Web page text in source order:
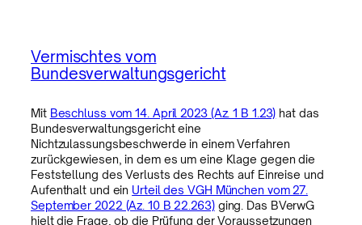
Vermischtes vom
Bundesverwaltungsgericht
Mit Beschluss vom 14. April 2023 (Az. 1 B 1.23) hat das
Bundesverwaltungsgericht eine
Nichtzulassungsbeschwerde in einem Verfahren
zurückgewiesen, in dem es um eine Klage gegen die
Feststellung des Verlusts des Rechts auf Einreise und
Aufenthalt und ein Urteil des VGH München vom 27.
September 2022 (Az. 10 B 22.263)ging. Das BVerwG
hielt die Frage, ob die Prüfung der Voraussetzungen